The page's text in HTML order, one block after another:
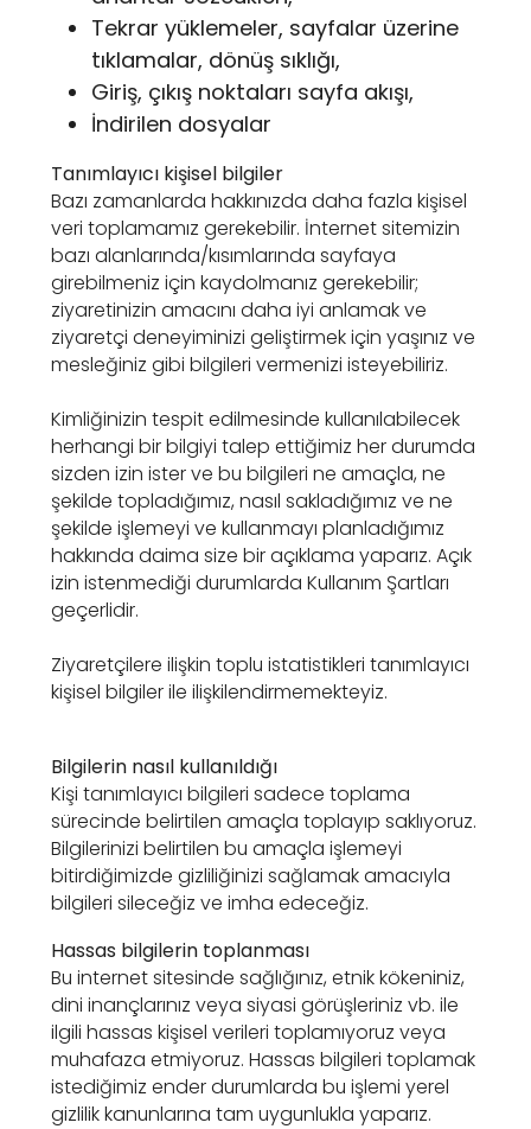
Tekrar yüklemeler, sayfalar üzerine
tıklamalar, dönüş sıklığı,
Giriş, çıkış noktaları sayfa akışı,
İndirilen dosyalar
Tanımlayıcı kişisel bilgiler
Bazı zamanlarda hakkınızda daha fazla kişisel
veri toplamamız gerekebilir. İnternet sitemizin
bazı alanlarında/kısımlarında sayfaya
girebilmeniz için kaydolmanız gerekebilir;
ziyaretinizin amacını daha iyi anlamak ve
ziyaretçi deneyiminizi geliştirmek için yaşınız ve
mesleğiniz gibi bilgileri vermenizi isteyebiliriz.
Kimliğinizin tespit edilmesinde kullanılabilecek
herhangi bir bilgiyi talep ettiğimiz her durumda
sizden izin ister ve bu bilgileri ne amaçla, ne
şekilde topladığımız, nasıl sakladığımız ve ne
şekilde işlemeyi ve kullanmayı planladığımız
hakkında daima size bir açıklama yaparız. Açık
izin istenmediği durumlarda Kullanım Şartları
geçerlidir.
Ziyaretçilere ilişkin toplu istatistikleri tanımlayıcı
kişisel bilgiler ile ilişkilendirmemekteyiz.
Bilgilerin nasıl kullanıldığı
Kişi tanımlayıcı bilgileri sadece toplama
sürecinde belirtilen amaçla toplayıp saklıyoruz.
Bilgilerinizi belirtilen bu amaçla işlemeyi
bitirdiğimizde gizliliğinizi sağlamak amacıyla
bilgileri sileceğiz ve imha edeceğiz.
Hassas bilgilerin toplanması
Bu internet sitesinde sağlığınız, etnik kökeniniz,
dini inançlarınız veya siyasi görüşleriniz vb. ile
ilgili hassas kişisel verileri toplamıyoruz veya
muhafaza etmiyoruz. Hassas bilgileri toplamak
istediğimiz ender durumlarda bu işlemi yerel
gizlilik kanunlarına tam uygunlukla yaparız.